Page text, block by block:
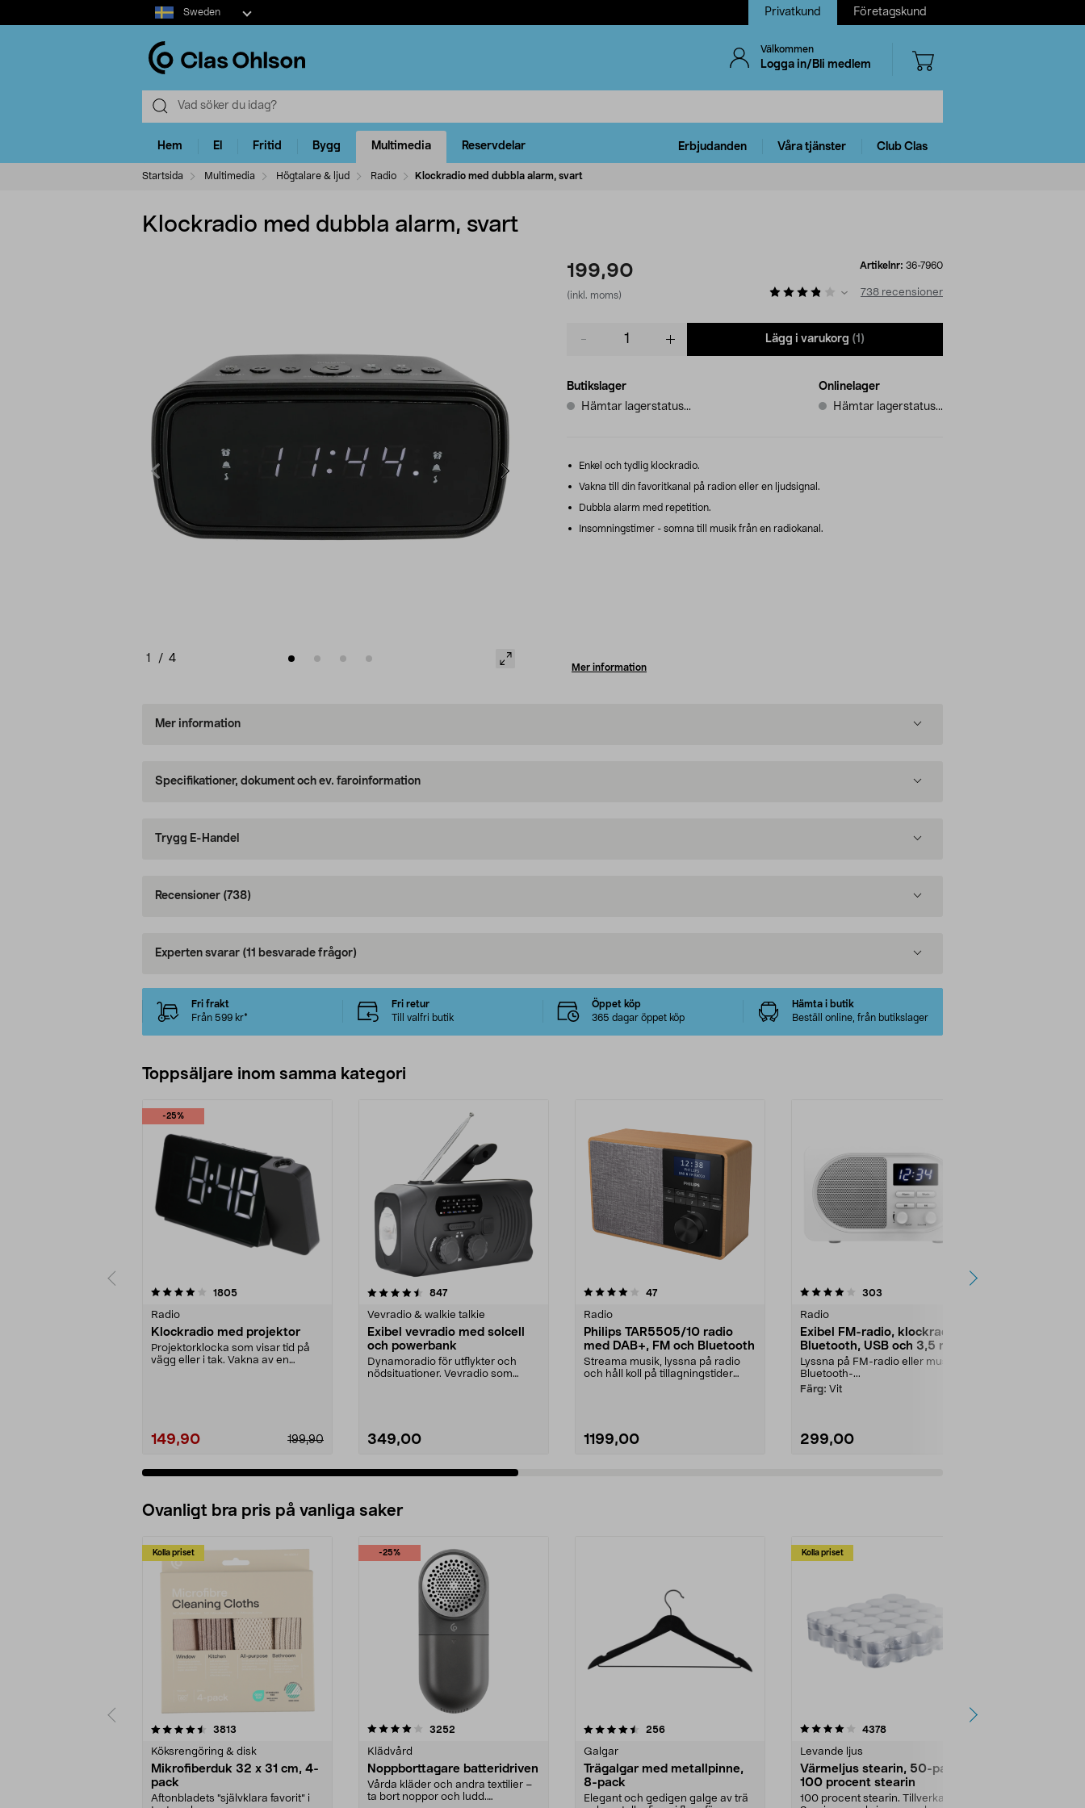
Select
market
Sweden Privatkund Företagskund
Välkommen
Logga in/Bli medlem
Hem El Fritid Bygg Multimedia Reservdelar Erbjudanden Våra tjänster Club Clas
Startsida Multimedia Högtalare & ljud Radio Klockradio med dubbla alarm, svart
Klockradio med dubbla alarm, svart
1 / 4
199,90
(inkl. moms)
Artikelnr: 36-7960
738 recensioner
Lägg i varukorg (1)
Butikslager
Hämtar lagerstatus...
Onlinelager
Hämtar lagerstatus...
Enkel och tydlig klockradio.
Vakna till din favoritkanal på radion eller en ljudsignal.
Dubbla alarm med repetition.
Insomningstimer - somna till musik från en radiokanal.
Mer information
Mer information
Specifikationer, dokument och ev. faroinformation
Trygg E-Handel
Recensioner (738)
Experten svarar (11 besvarade frågor)
Fri frakt
Från 599 kr*
Fri retur
Till valfri butik
Öppet köp
365 dagar öppet köp
Hämta i butik
Beställ online, från butikslager
Toppsäljare inom samma kategori
-25%
1805recensioner
Radio
Klockradio med projektor
Projektorklocka som visar tid på
vägg eller i tak. Vakna av en
149,90 199,90
4.5 av 5 stjärnor 847recensioner
Vevradio & walkie talkie
Exibel vevradio med solcell
och powerbank
Dynamoradio för utflykter och
nödsituationer. Vevradio som
349,00
4.0 av 5 stjärnor 47recensioner
Radio
Philips TAR5505/10 radio
med DAB+, FM och Bluetooth
Streama musik, lyssna på radio
och håll koll på tillagningstider
1199,00
4.0 av 5 stjärnor 303
Radio
Exibel FM-radio, klockradio,
Bluetooth, USB och 3,5 mm
Lyssna på FM-radio eller musik via
Bluetooth-...
Färg: Vit
299,00
4.0 av 5 stjärnor
Ovanligt bra pris på vanliga saker
Kolla priset
3813
Köksrengöring & disk
Mikrofiberduk 32 x 31 cm, 4-
pack
Aftonbladets "självklara favorit” i
-25%
4.0av 5 stjärnor 3252
Klädvård
Noppborttagare batteridriven
Vårda kläder och andra textilier –
ta bort noppor och ludd.
4.5av 5 stjärnor 256recensioner
Galgar
Trägalgar med metallpinne,
8-pack
Elegant och gedigen galge av trä
Kolla priset
4.0av 5 stjärnor 4378recensioner
Levande ljus
Värmeljus stearin, 50-pack,
100 procent stearin
100 procent stearin. Tillverkade i
4.5av 5 stjärnor